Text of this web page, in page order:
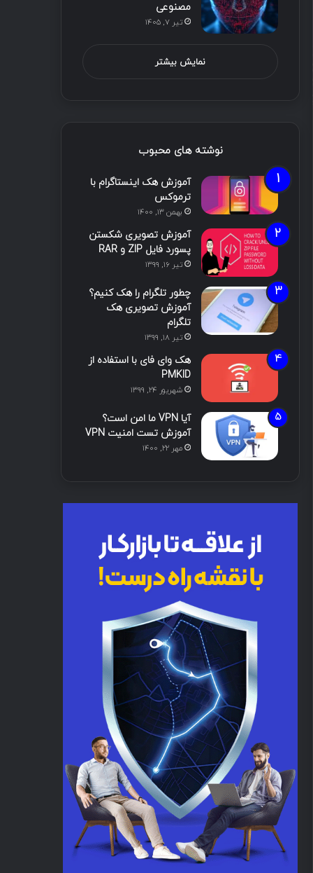
مصنوعی
تیر ۷, ۱۴۰۵
نمایش بیشتر
نوشته های محبوب
آموزش هک اینستاگرام با
ترموکس
بهمن ۱۳, ۱۴۰۰
آموزش تصویری شکستن
پسورد فایل ZIP و RAR
تیر ۱۶, ۱۳۹۹
چطور تلگرام را هک کنیم؟
آموزش تصویری هک
تلگرام
تیر ۱۸, ۱۳۹۹
هک وای فای با استفاده از
PMKID
شهریور ۲۴, ۱۳۹۹
آیا VPN ما امن است؟
آموزش تست امنیت VPN
مهر ۲۲, ۱۴۰۰